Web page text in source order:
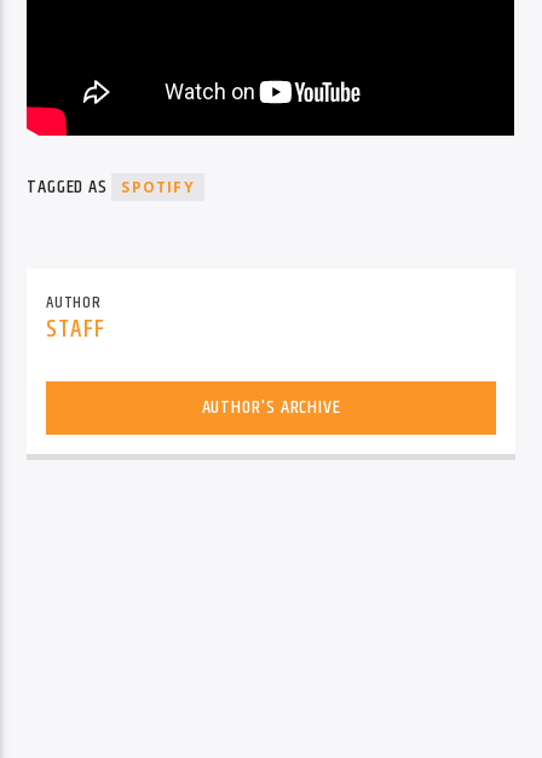
TAGGED AS SPOTIFY
AUTHOR
STAFF
AUTHOR'S ARCHIVE